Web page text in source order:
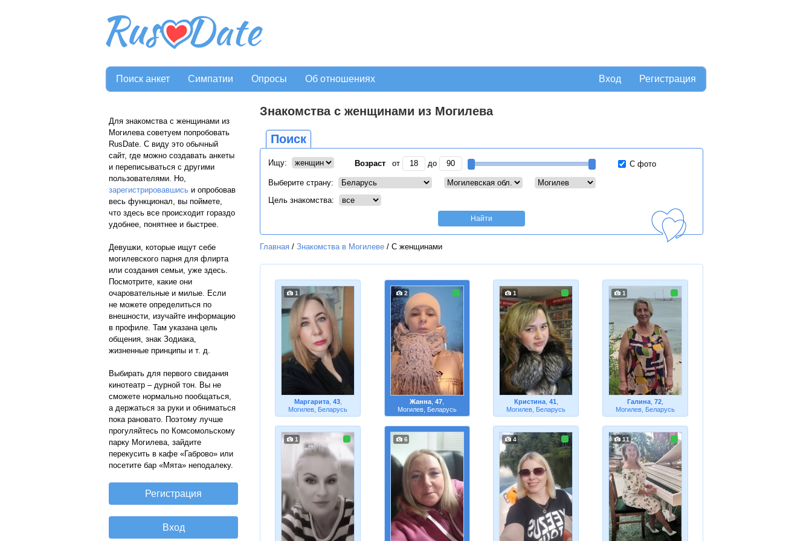
Поиск анкет Симпатии Опросы Об отношениях Регистрация
Вход
Для знакомства с женщинами из
Могилева советуем попробовать
RusDate. С виду это обычный
сайт, где можно создавать анкеты
и переписываться с другими
пользователями. Но,
зарегистрировавшись и опробовав
весь функционал, вы поймете,
что здесь все происходит гораздо
удобнее, понятнее и быстрее.
Девушки, которые ищут себе
могилевского парня для флирта
или создания семьи, уже здесь.
Посмотрите, какие они
очаровательные и милые. Если
не можете определиться по
внешности, изучайте информацию
в профиле. Там указана цель
общения, знак Зодиака,
жизненные принципы и т. д.
Выбирать для первого свидания
кинотеатр – дурной тон. Вы не
сможете нормально пообщаться,
а держаться за руки и обниматься
пока рановато. Поэтому лучше
прогуляйтесь по Комсомольскому
парку Могилева, зайдите
перекусить в кафе «Габрово» или
посетите бар «Мята» неподалеку.
Знакомства с женщинами из Могилева
Поиск
Ищу: Возраст от до С фото
Выберите страну:
Цель знакомства:
Главная / Знакомства в Могилеве / С женщинами
1
Маргарита, 43,
Могилев, Беларусь
2
Жанна ,47
Могилев, Беларусь
1
Кристина, 41
Могилев, Беларусь
1
Галина, 72,
Могилев, Беларусь
1 6 4 11